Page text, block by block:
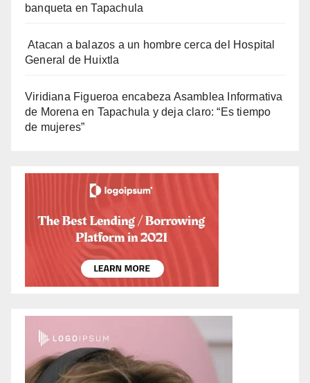
banqueta en Tapachula
Atacan a balazos a un hombre cerca del Hospital
General de Huixtla
Viridiana Figueroa encabeza Asamblea Informativa
de Morena en Tapachula y deja claro: “Es tiempo
de mujeres”